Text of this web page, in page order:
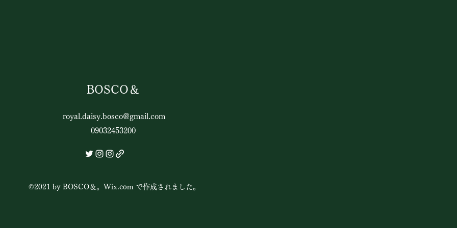
BOSCO＆
royal.daisy.bosco@gmail.com
09032453200
©2021 by BOSCO＆。Wix.com で作成されました。